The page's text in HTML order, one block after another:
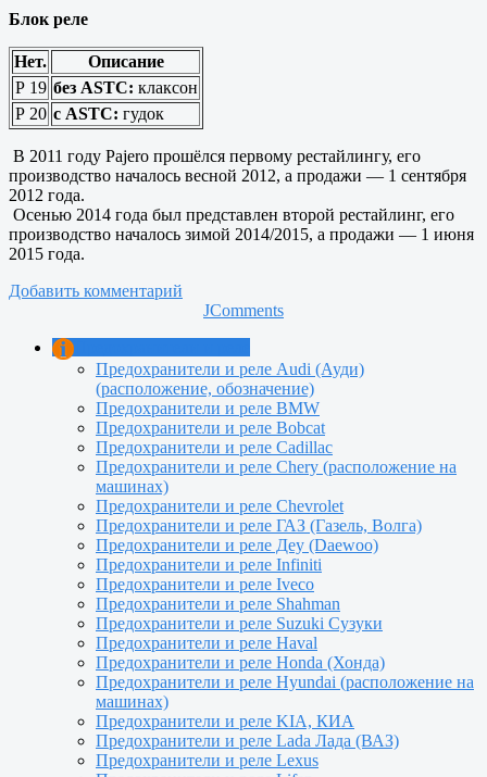
Блок реле
Нет.
Описание
Р19 без ASTC: клаксон
Р20 с ASTC: гудок
В 2011 году Pajero прошёлся первому рестайлингу, его
производство началось весной 2012, а продажи — 1 сентября
2012 года.
Осенью 2014 года был представлен второй рестайлинг, его
производство началось зимой 2014/2015, а продажи — 1 июня
2015 года.
Добавить комментарий
JComments
Предохранители и реле Audi (Ауди)
(расположение, обозначение)
Предохранители и реле BMW
Предохранители и реле Bobcat
Предохранители и реле Cadillac
Предохранители и реле Сhery (расположение на
машинах)
Предохранители и реле Chevrolet
Предохранители и реле ГАЗ (Газель, Волга)
Предохранители и реле Деу (Daewoo)
Предохранители и реле Infiniti
Предохранители и реле Iveco
Предохранители и реле Shahman
Предохранители и реле Suzuki Сузуки
Предохранители и реле Haval
Предохранители и реле Honda (Хонда)
Предохранители и реле Hyundai (расположение на
машинах)
Предохранители и реле KIA, КИА
Предохранители и реле Lada Лада (ВАЗ)
Предохранители и реле Lexus